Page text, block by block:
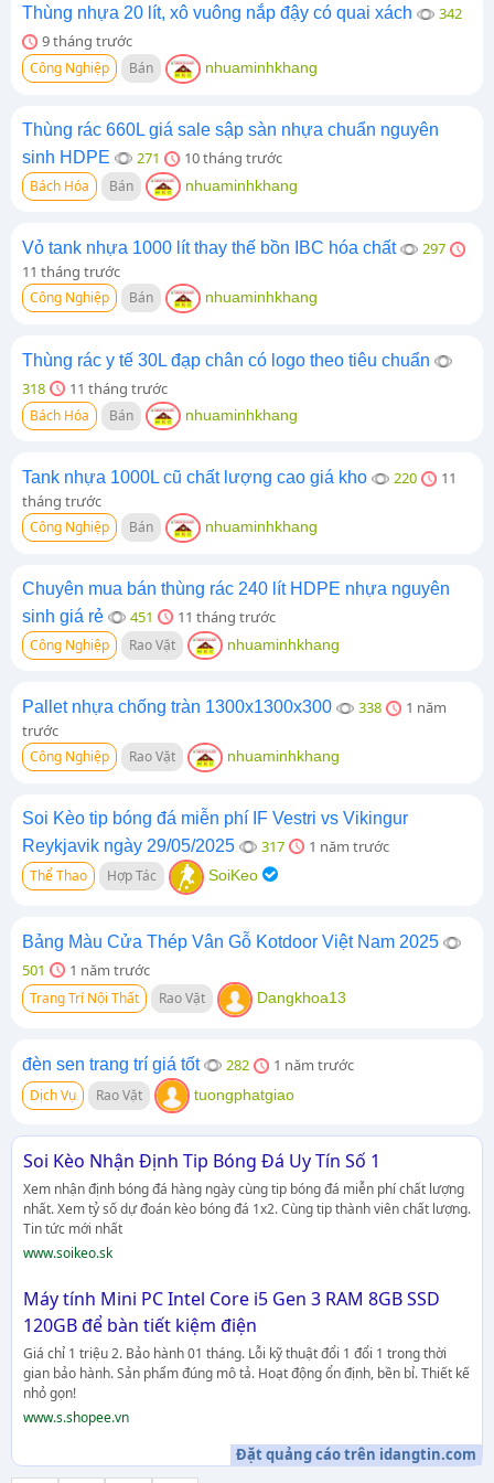
Thùng nhựa 20 lít, xô vuông nắp đậy có quai xách
342
9 tháng trước
Công Nghiệp Bán nhuaminhkhang
Thùng rác 660L giá sale sập sàn nhựa chuẩn nguyên
sinh HDPE
271 10 tháng trước
Bách Hóa Bán nhuaminhkhang
Vỏ tank nhựa 1000 lít thay thế bồn IBC hóa chất
297
11 tháng trước
Công Nghiệp Bán nhuaminhkhang
Thùng rác y tế 30L đạp chân có logo theo tiêu chuẩn
318 11 tháng trước
Bách Hóa Bán nhuaminhkhang
Tank nhựa 1000L cũ chất lượng cao giá kho 220
11
tháng trước
Công Nghiệp Bán nhuaminhkhang
Chuyên mua bán thùng rác 240 lít HDPE nhựa nguyên
sinh giá rẻ
451 11 tháng trước
Công Nghiệp Rao Vặt nhuaminhkhang
Pallet nhựa chống tràn 1300x1300x300 338
1 năm
trước
Công Nghiệp Rao Vặt nhuaminhkhang
Soi Kèo tip bóng đá miễn phí IF Vestri vs Vikingur
Reykjavik ngày 29/05/2025
317 1 năm trước
Thể Thao Hợp Tác SoiKeo
Bảng Màu Cửa Thép Vân Gỗ Kotdoor Việt Nam 2025
501 1 năm trước
Trang Trí Nội Thất Rao Vặt Dangkhoa13
đèn sen trang trí giá tốt 282 1 năm trước
Dịch Vụ Rao Vặt tuongphatgiao
Soi Kèo Nhận Định Tip Bóng Đá Uy Tín Số 1
Xem nhận định bóng đá hàng ngày cùng tip bóng đá miễn phí chất lượng
nhất. Xem tỷ số dự đoán kèo bóng đá 1x2. Cùng tip thành viên chất lượng.
Tin tức mới nhất
www.soikeo.sk
Máy tính Mini PC Intel Core i5 Gen 3 RAM 8GB SSD
120GB để bàn tiết kiệm điện
Giá chỉ 1 triệu 2. Bảo hành 01 tháng. Lỗi kỹ thuật đổi 1 đổi 1 trong thời
gian bảo hành. Sản phẩm đúng mô tả. Hoạt động ổn định, bền bỉ. Thiết kế
nhỏ gọn!
www.s.shopee.vn
Đặt quảng cáo trên idangtin.com